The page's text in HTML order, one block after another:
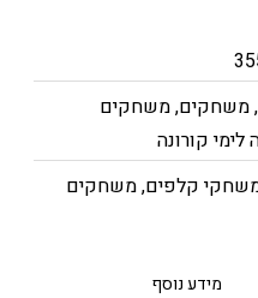
,משחקים,משחקים
קורונה
קלפים,משחקים
מידע נוסף